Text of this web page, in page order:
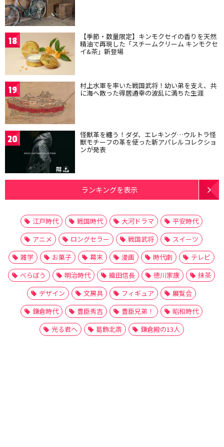
18 【季節・数量限定】キンモクセイの香りを天然
精油で再現した「スチームクリーム キンモクセ
イ&茶」新登場
19 村上水軍を率いた戦国武将！幼い弟を支え、共
に海へ散った得居通幸の波乱に満ちた生涯
20 怪獣革を纏う！ダダ、エレキング…ウルトラ怪
獣モチーフの革を使った新アパレルコレクショ
ンが発表
ランキングを表示
江戸時代 戦国時代 大河ドラマ
平安時代
アニメ
ロングセラー 戦国武将
スイーツ
雑学
お菓子 幕末 漫画 時代劇
テレビ
べらぼう
明治時代 織田信長 徳川家康
抹茶
デザイン
文房具 フィギュア
展覧会
鎌倉時代
豊臣秀吉 豊臣兄弟！
昭和時代
光る君へ
葛飾北斎 鎌倉殿の13人